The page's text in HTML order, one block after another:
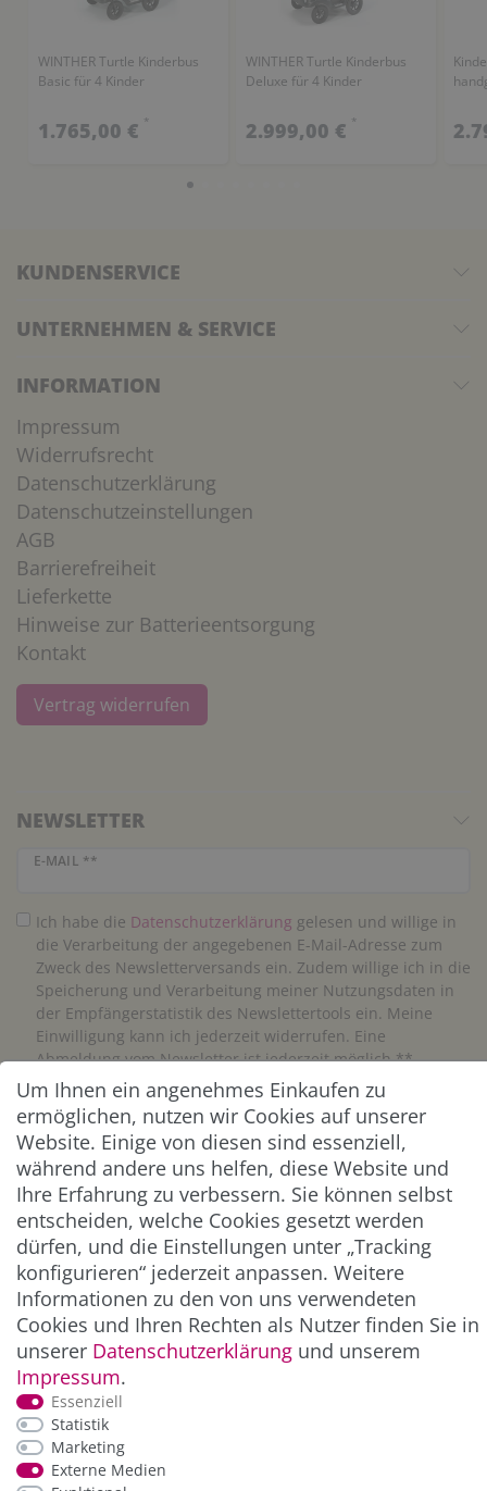
WINTHER Turtle Kinderbus
Basic für 4 Kinder
1.765,00 € *
WINTHER Turtle Kinderbus
Deluxe für 4 Kinder
2.999,00 € *
KUNDENSERVICE
UNTERNEHMEN & SERVICE
INFORMATION
Impressum
Widerrufsrecht
Datenschutzerklärung
Datenschutzeinstellungen
AGB
Barrierefreiheit
Lieferkette
Hinweise zur Batterieentsorgung
Kontakt
Vertrag widerrufen
NEWSLETTER
E-MAIL **
Newsletter Honig
Ich habe die Daten­schutz­erklärung gelesen und willige in
die Verarbeitung der angegebenen E-Mail-Adresse zum
Zweck des Newsletterversands ein. Zudem willige ich in die
Speicherung und Verarbeitung meiner Nutzungsdaten in
der Empfängerstatistik des Newslettertools ein. Meine
Einwilligung kann ich jederzeit widerrufen. Eine
Abmeldung vom Newsletter ist jederzeit möglich.**
Abonnieren
** Hierbei handelt es sich um ein Pflichtfeld.
ZAHLUNG & VERSAND
*Alle Preise inkl. der gesetzl. MwSt. zzgl.
und Versandkosten
Um Ihnen ein angenehmes Einkaufen zu
ermöglichen, nutzen wir Cookies auf unserer
Website. Einige von diesen sind essenziell,
während andere uns helfen, diese Website und
Ihre Erfahrung zu verbessern. Sie können selbst
entscheiden, welche Cookies gesetzt werden
dürfen, und die Einstellungen unter „Tracking
konfigurieren“ jederzeit anpassen. Weitere
Informationen zu den von uns verwendeten
Cookies und Ihren Rechten als Nutzer finden Sie in
unserer Daten­schutz­erklärung und unserem
Impressum.
Essenziell
Statistik
Marketing
Externe Medien